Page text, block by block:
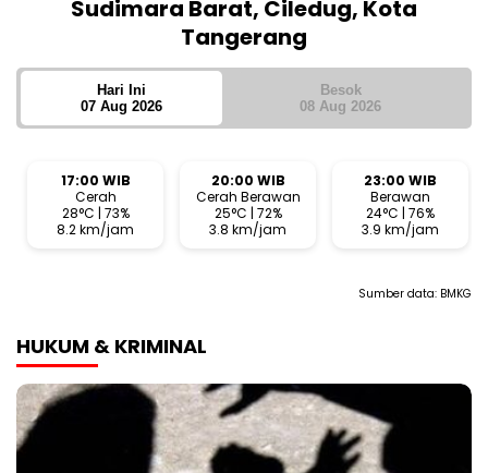
Sudimara Barat, Ciledug, Kota
Tangerang
Hari Ini
07 Aug 2026
Besok
08 Aug 2026
17:00 WIB
Cerah
28°C | 73%
8.2 km/jam
20:00 WIB
Cerah Berawan
25°C | 72%
3.8 km/jam
23:00 WIB
Berawan
24°C | 76%
3.9 km/jam
Sumber data: BMKG
HUKUM & KRIMINAL